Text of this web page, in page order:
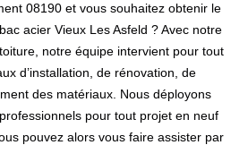
08190 et vous souhaitez obtenir le
acier Vieux Les Asfeld ? Avec notre
notre équipe intervient pour tout
d’installation, de rénovation, de
des matériaux. Nous déployons
pour tout projet en neuf
pouvez alors vous faire assister par